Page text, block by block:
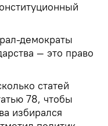
демократы
— это право
статей
78, чтобы
избирался